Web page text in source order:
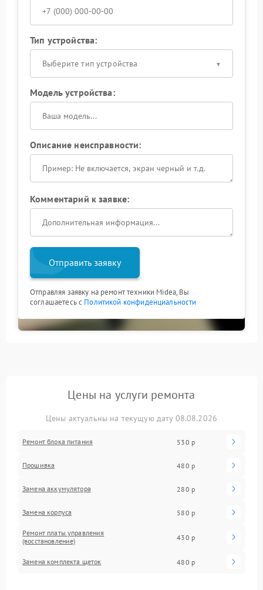
Тип устройства:
Выберите тип устройства
Модель устройства:
Описание неисправности:
Комментарий к заявке:
Отправить заявку
Отправляя заявку на ремонт техники Midea, Вы
соглашаетесь с Политикой конфиденциальности
Цены на услуги ремонта
Цены актуальны на текущую дату 08.08.2026
Ремонт блока питания 530 р
Прошивка 480 р
Замена аккумулятора 280 р
Замена корпуса 580 р
Ремонт платы управления
(восстановление)
430 р
Замена комплекта щеток 480 р